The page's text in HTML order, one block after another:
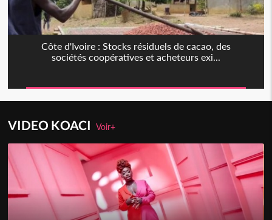
Côte d'Ivoire : Stocks résiduels de cacao, des
sociétés coopératives et acheteurs exi...
VIDEO KOACIVoir+